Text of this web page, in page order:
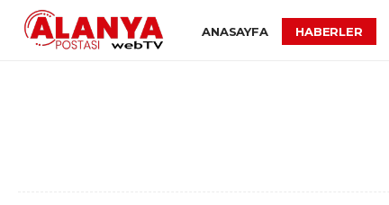
ANASAYFA HABERLER